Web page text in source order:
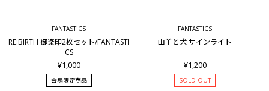
FANTASTICS
RE:BIRTH 御楽印2枚セット/FANTASTI
CS
¥1,000
会場限定商品
FANTASTICS
山羊と犬 サインライト
¥1,200
SOLD OUT